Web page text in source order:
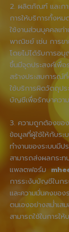
2. ผลิตภัณฑ์ และก
การให้บริการทั้งหม
ใช้งานส่วนบุคคลเท่
พาณิชย์ เช่น การขา
โดยไม่ได้รับการอ
ขึ้นมีจุดประสงค์เพื่
สร้างประสบการณ์
ใช้บริการผิดวัตถุปร
บัญชีเพื่อรักษาควา
3. ความถูกต้องขอ
ข้อมูลที่ผู้ใช้ให้กับระ
ทำงานของระบบมีป
สามารถส่งผลกระ
แพลตฟอร์ม
การระงับบัญชีในก
และความมั่นคงขอ
ตนเองอย่างสม่ำเ
สามารถใช้ในการให้